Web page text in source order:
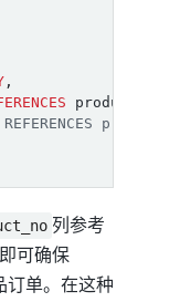
,
products
列参考
可确保
订单。在这种